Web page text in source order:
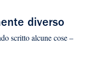
diverso
scritto alcune cose –